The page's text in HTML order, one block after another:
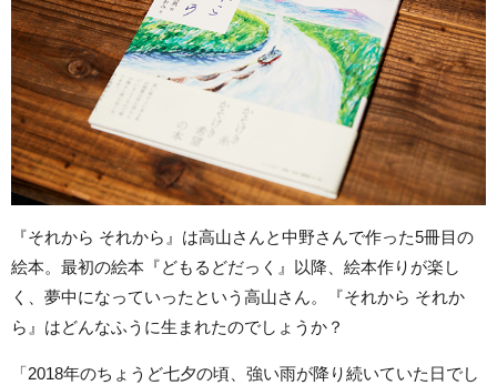
『それから それから』は高山さんと中野さんで作った5冊目の
絵本。最初の絵本『どもるどだっく』以降、絵本作りが楽し
く、夢中になっていったという高山さん。『それから それか
ら』はどんなふうに生まれたのでしょうか？
「2018年のちょうど七夕の頃、強い雨が降り続いていた日でし